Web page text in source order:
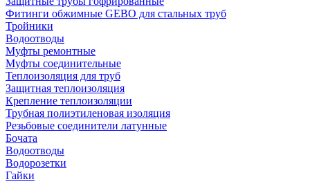
Фитинги обжимные GEBO для стальных труб
Тройники
Водоотводы
Муфты ремонтные
Муфты соединительные
Теплоизоляция для труб
Защитная теплоизоляция
Крепление теплоизоляции
Трубная полиэтиленовая изоляция
Резьбовые соединители латунные
Бочата
Водоотводы
Водорозетки
Гайки